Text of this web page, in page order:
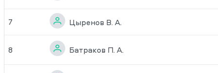
7 Цыренов В. А.
8 Батраков П. А.